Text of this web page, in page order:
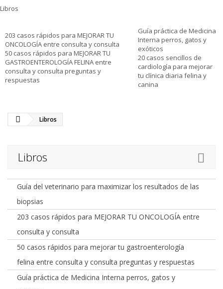
Libros
203 casos rápidos para MEJORAR TU
ONCOLOGÍA entre consulta y consulta
50 casos rápidos para MEJORAR TU
GASTROENTEROLOGÍA FELINA entre
consulta y consulta preguntas y
respuestas
Guía práctica de Medicina
Interna perros, gatos y
exóticos
20 casos sencillos de
cardiología para mejorar
tu clínica diaria felina y
canina
Libros
Libros
Guía del veterinario para maximizar los resultados de las
biopsias
203 casos rápidos para MEJORAR TU ONCOLOGÍA entre
consulta y consulta
50 casos rápidos para mejorar tu gastroenterología
felina entre consulta y consulta preguntas y respuestas
Guía práctica de Medicina Interna perros, gatos y